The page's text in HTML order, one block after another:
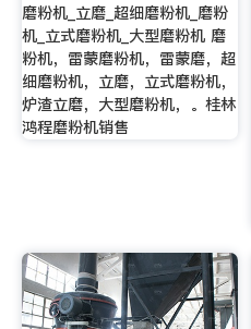
磨粉机_立磨_超细磨粉机_磨粉
机_立式磨粉机_大型磨粉机 磨
粉机，雷蒙磨粉机，雷蒙磨，超
细磨粉机，立磨，立式磨粉机，
炉渣立磨，大型磨粉机，。桂林
鸿程磨粉机销售